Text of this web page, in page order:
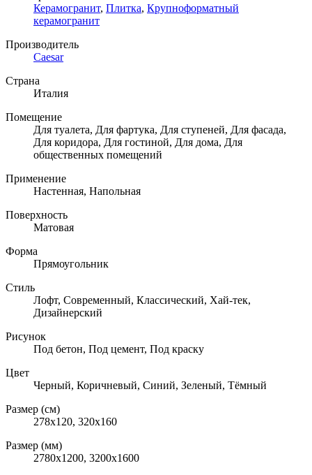
Керамогранит, Плитка, Крупноформатный
керамогранит
Производитель
Caesar
Страна
Италия
Помещение
Для туалета, Для фартука, Для ступеней, Для фасада,
Для коридора, Для гостиной, Для дома, Для
общественных помещений
Применение
Настенная, Напольная
Поверхность
Матовая
Форма
Прямоугольник
Стиль
Лофт, Современный, Классический, Хай-тек,
Дизайнерский
Рисунок
Под бетон, Под цемент, Под краску
Цвет
Черный, Коричневый, Синий, Зеленый, Тёмный
Размер (см)
278х120, 320х160
Размер (мм)
2780x1200, 3200x1600